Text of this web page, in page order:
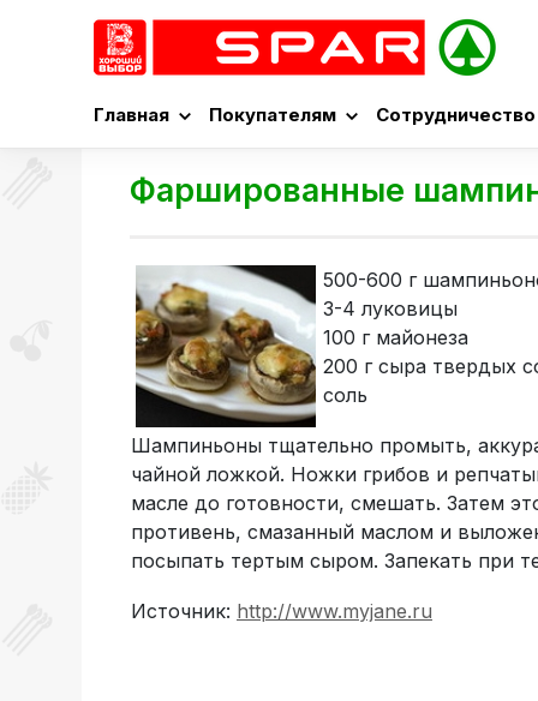
Главная Покупателям Сотрудничество
Фаршированные
500-600 г
3-4 луковицы
100 г майонеза
200 г сыра твердых
соль
Шампиньоны тщательно промыть,
чайной ложкой. Ножки грибов и
масле до готовности, смешать. Затем
противень, смазанный маслом и
посыпать тертым сыром. Запекать при
Источник: http://www.myjane.ru